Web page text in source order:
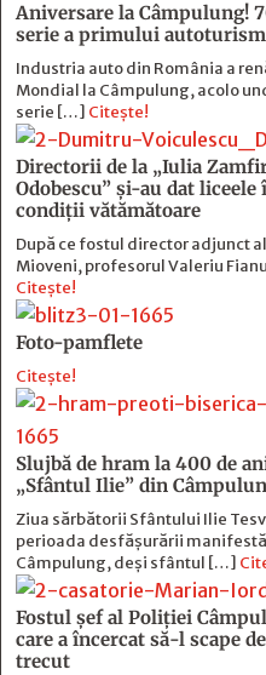
Aniversare la Câmpulung!
serie a primului
Industria auto din România a
Mondial la Câmpulung, acolo
serie […] Citește!
Directorii de la „Iulia
Odobescu” și-au dat
condiții vătămătoare
După ce fostul director adjunct
Mioveni, profesorul Valeriu
Citește!
Foto-pamflete
Citește!
Slujbă de hram la 400 de
„Sfântul Ilie” din
Ziua sărbătorii Sfântului Ilie
perioada desfășurării
Câmpulung, deși sfântul […]
Fostul şef al Poliţiei
care a încercat să-l scape
trecut